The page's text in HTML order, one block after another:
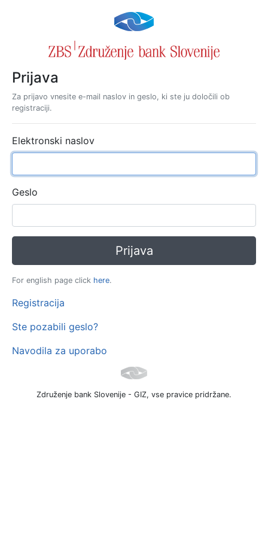
Prijava
Za prijavo vnesite e-mail naslov in geslo, ki ste ju določili ob
registraciji.
Elektronski naslov
Geslo
For english page click here.
Registracija
Ste pozabili geslo?
Navodila za uporabo
Združenje bank Slovenije - GIZ, vse pravice pridržane.